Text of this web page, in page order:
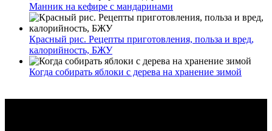
Манник на кефире с мандаринами
Красный рис. Рецепты приготовления, польза и вред,
калорийность, БЖУ
Когда собирать яблоки с дерева на хранение зимой